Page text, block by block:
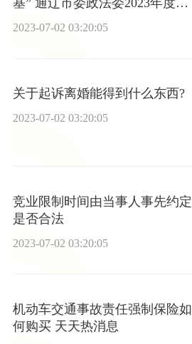
基” 通辽市委政法委2023年度执
法司法规范化专项行动取得阶段
2023-07-02 03:20:05
关于起诉离婚能得到什么东西?
2023-07-02 03:20:05
竞业限制时间由当事人事先约定
是否合法
2023-07-02 03:20:05
机动车交通事故责任强制保险如
何购买 天天热消息